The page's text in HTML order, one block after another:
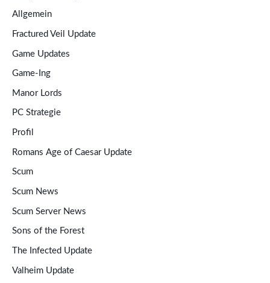
Allgemein
Fractured Veil Update
Game Updates
Game-Ing
Manor Lords
PC Strategie
Profil
Romans Age of Caesar Update
Scum
Scum News
Scum Server News
Sons of the Forest
The Infected Update
Valheim Update